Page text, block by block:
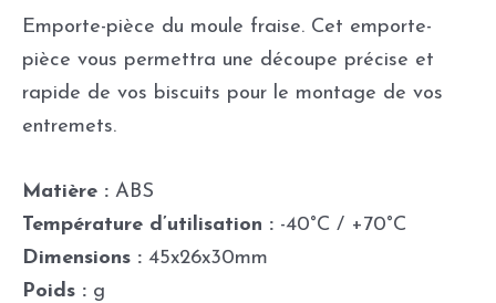
Emporte-pièce du moule fraise. Cet emporte-
pièce vous permettra une découpe précise et
rapide de vos biscuits pour le montage de vos
entremets.
Matière : ABS
Température d’utilisation : -40°C / +70°C
Dimensions : 45x26x30mm
Poids : g